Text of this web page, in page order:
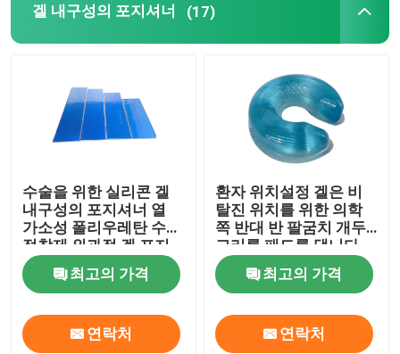
겔 내구성의 포지셔너 (17)
수술을 위한 실리콘 겔
내구성의 포지셔너 열
가소성 폴리우레탄 수지
접착제 외과적 겔 포지
셔너
최고의 가격
연락처
환자 위치설정 겔은 비
탈진 위치를 위한 의학
쪽 반대 반 팔굼치 개두
고리를 패드를 댑니다
최고의 가격
연락처